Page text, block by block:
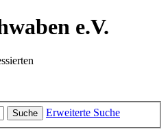
e.V.
Suche Erweiterte Suche